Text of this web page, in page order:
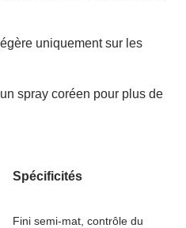
uniquement sur les
spray coréen pour plus de
Spécificités
Fini semi-mat, contrôle du